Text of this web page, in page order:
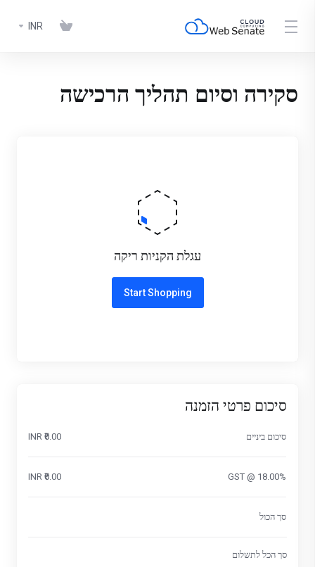
INR
סקירה וסיום תהליך הרכישה
עגלת הקניות ריקה
Start Shopping
סיכום פרטי הזמנה
סיכום ביניים ₹0.00 INR
GST @ 18.00%
₹0.00 INR
סך הכול
סך הכל לתשלום